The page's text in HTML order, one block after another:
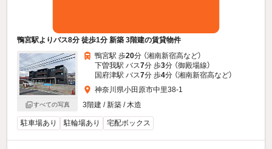
鴨宮駅よりバス8分 徒歩1分 新築 3階建の賃貸物件
すべての写真
鴨宮駅 歩20分 （湘南新宿高など）
下曽我駅 バス7分 歩3分 （御殿場線）
国府津駅 バス7分 歩4分 （湘南新宿高など）
神奈川県小田原市中里38-1
3階建 / 新築 / 木造
駐車場あり 駐輪場あり 宅配ボックス